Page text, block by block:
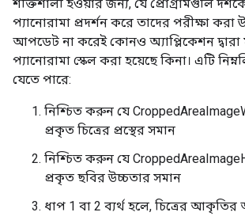
শক্তিশালী হওয়ার জন্য, যে প্রোগ্রামগুলি
প্যানোরামা প্রদর্শন করে তাদের পরীক্ষা করা
আপডেট না করেই কোনও অ্যাপ্লিকেশন দ্বারা
প্যানোরামা স্কেল করা হয়েছে কিনা। এটি
যেতে পারে:
নিশ্চিত করুন যে
প্রকৃত চিত্রের প্রস্থের সমান
নিশ্চিত করুন যে
প্রকৃত ছবির উচ্চতার সমান
ধাপ 1 বা 2 ব্যর্থ হলে, চিত্রের